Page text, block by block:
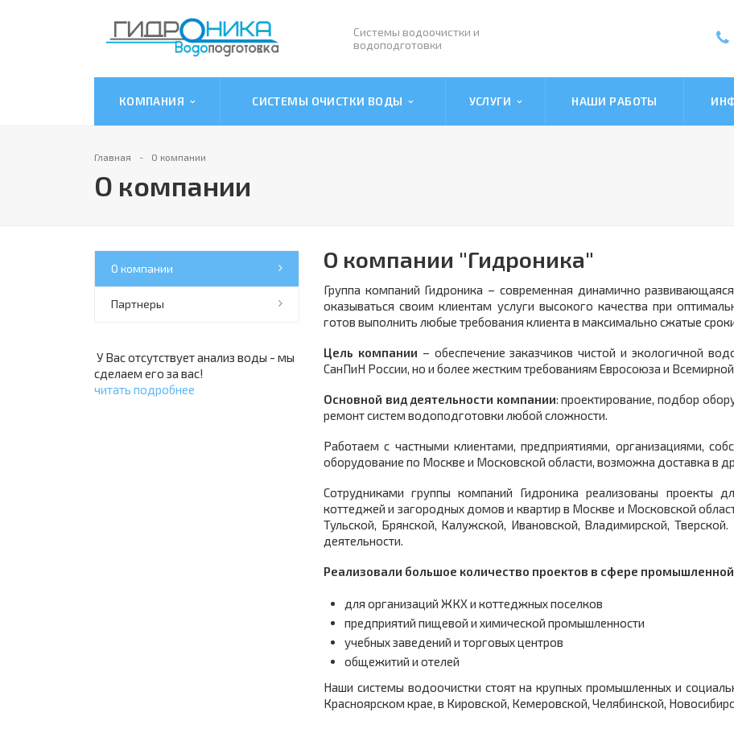
Системы водоочистки и
водоподготовки
КОМПАНИЯ СИСТЕМЫ ОЧИСТКИ ВОДЫ УСЛУГИ НАШИ РАБОТЫ
Главная О компании
О компании
О компании
Партнеры
У Вас отсутствует анализ воды - мы
сделаем его за вас!
читать подробнее
О компании "Гидроника"
Группа компаний Гидроника – современная динамично
оказываться своим клиентам услуги высокого качества при
готов выполнить любые требования клиента в максимально сжатые
Цель компании – обеспечение заказчиков чистой и экологичной
СанПиН России, но и более жестким требованиям Евросоюза и
Основной вид деятельности компании: проектирование, подбор
ремонт систем водоподготовки любой сложности.
Работаем с частными клиентами, предприятиями, организациями,
оборудование по Москве и Московской области, возможна доставка в
Сотрудниками группы компаний Гидроника реализованы проекты
коттеджей и загородных домов и квартир в Москве и Московской
Тульской, Брянской, Калужской, Ивановской, Владимирской,
деятельности.
Реализовали большое количество проектов в сфере
для организаций ЖКХ и коттеджных поселков
предприятий пищевой и химической промышленности
учебных заведений и торговых центров
общежитий и отелей
Наши системы водоочистки стоят на крупных промышленных и
Красноярском крае, в Кировской, Кемеровской, Челябинской,